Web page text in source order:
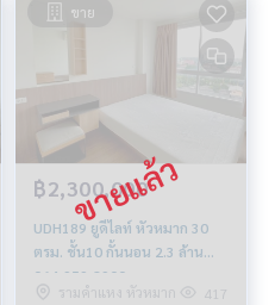
ขาย
฿2,300,000
UDH189 ยูดีไลท์ หัวหมาก 30
ตรม. ชั้น10 กั้นนอน 2.3 ล้าน
064-959-8900
รามคำแหง หัวหมาก
417